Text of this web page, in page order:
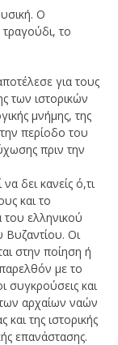
Ο
το
για τους
των ιστορικών
μνήμης, της
την περίοδο του
πριν την
δει κανείς ό,τι
και το
του ελληνικού
Βυζαντίου. Οι
στην ποίηση ή
με το
συγκρούσεις και
των αρχαίων ναών
της ιστορικής
επανάστασης.